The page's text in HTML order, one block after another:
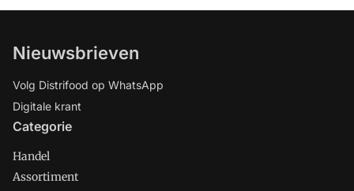
Nieuwsbrieven
Volg Distrifood op WhatsApp
Digitale krant
Categorie
Handel
Assortiment